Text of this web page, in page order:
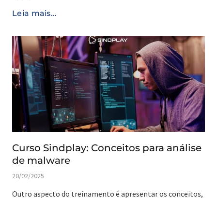
Leia mais...
Curso Sindplay: Conceitos para análise
de malware
20/02/2025
Outro aspecto do treinamento é apresentar os conceitos,